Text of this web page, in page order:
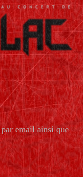
par email ainsi que